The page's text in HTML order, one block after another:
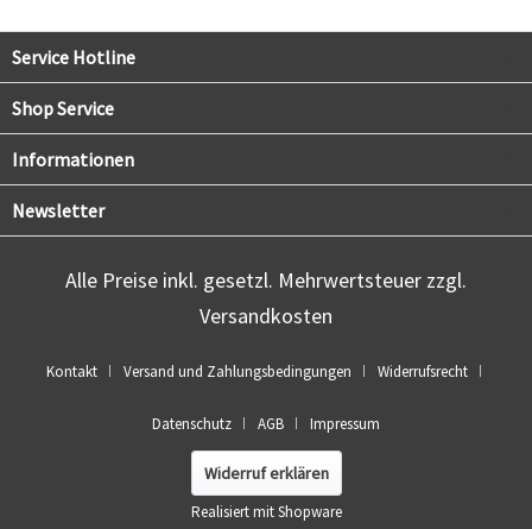
Service Hotline
Shop Service
Informationen
Newsletter
Alle Preise inkl. gesetzl. Mehrwertsteuer zzgl.
Versandkosten
Kontakt Versand und Zahlungsbedingungen Widerrufsrecht
Datenschutz AGB Impressum
Widerruf erklären
Realisiert mit Shopware